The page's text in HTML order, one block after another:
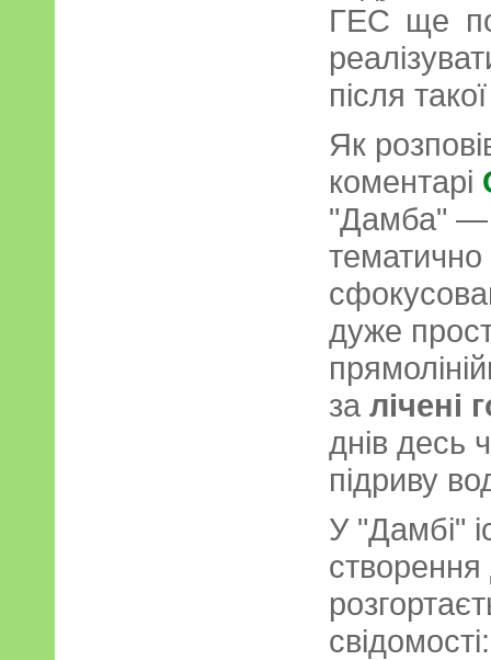
ГЕС ще
після
Як
коментарі
"Дамба" —
тематично
дуже
за лічені
днів десь
підриву
У "Дамбі"
створення
свідомості: